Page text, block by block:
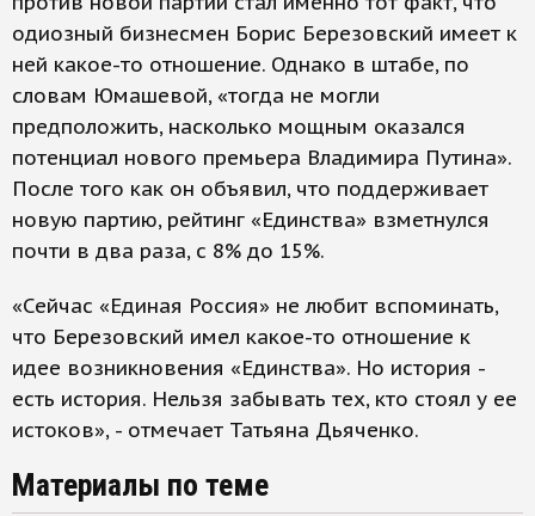
одиозный бизнесмен Борис Березовский имеет к
ней какое-то отношение. Однако в штабе, по
словам Юмашевой, «тогда не могли
предположить, насколько мощным оказался
потенциал нового премьера Владимира Путина».
После того как он объявил, что поддерживает
новую партию, рейтинг «Единства» взметнулся
почти в два раза, с 8% до 15%.
«Сейчас «Единая Россия» не любит вспоминать,
что Березовский имел какое-то отношение к
идее возникновения «Единства». Но история -
есть история. Нельзя забывать тех, кто стоял у ее
истоков», - отмечает Татьяна Дьяченко.
Материалы по теме